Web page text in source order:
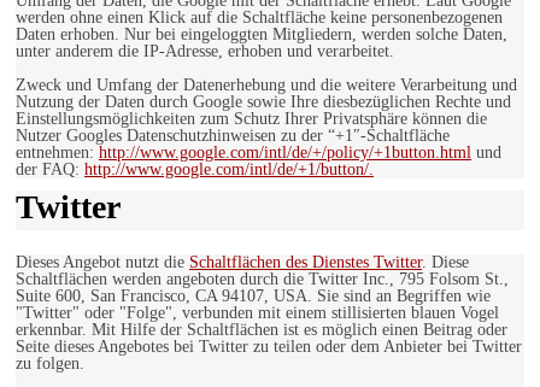
werden ohne einen Klick auf die Schaltfläche keine personenbezogenen
Daten erhoben. Nur bei eingeloggten Mitgliedern, werden solche Daten,
unter anderem die IP-Adresse, erhoben und verarbeitet.
Zweck und Umfang der Datenerhebung und die weitere Verarbeitung und
Nutzung der Daten durch Google sowie Ihre diesbezüglichen Rechte und
Einstellungsmöglichkeiten zum Schutz Ihrer Privatsphäre können die
Nutzer Googles Datenschutzhinweisen zu der “+1″-Schaltfläche
entnehmen: http://www.google.com/intl/de/+/policy/+1button.html und
der FAQ: http://www.google.com/intl/de/+1/button/.
Twitter
Dieses Angebot nutzt die Schaltflächen des Dienstes Twitter. Diese
Schaltflächen werden angeboten durch die Twitter Inc., 795 Folsom St.,
Suite 600, San Francisco, CA 94107, USA. Sie sind an Begriffen wie
"Twitter" oder "Folge", verbunden mit einem stillisierten blauen Vogel
erkennbar. Mit Hilfe der Schaltflächen ist es möglich einen Beitrag oder
Seite dieses Angebotes bei Twitter zu teilen oder dem Anbieter bei Twitter
zu folgen.